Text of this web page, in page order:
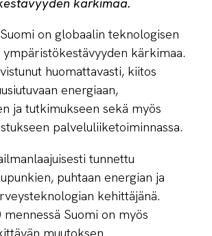
kärkimaa.
on globaalin teknologisen
ympäristökestävyyden kärkimaa.
huomattavasti, kiitos
energiaan,
ja tutkimukseen sekä myös
palveluliiketoiminnassa.
tunnettu
puhtaan energian ja
kehittäjänä.
Suomi on myös